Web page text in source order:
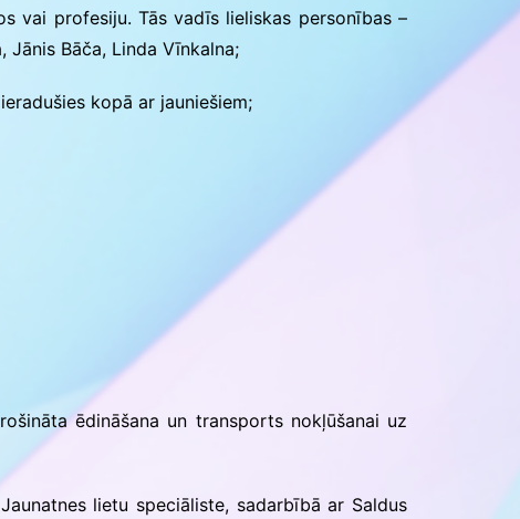
profesiju. Tās vadīs lieliskas personības –
Jānis Bāča, Linda Vīnkalna;
kopā ar jauniešiem;
ēdināšana un transports nokļūšanai uz
lietu speciāliste, sadarbībā ar Saldus